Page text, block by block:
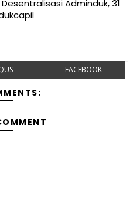
Adminduk, 31
FACEBOOK